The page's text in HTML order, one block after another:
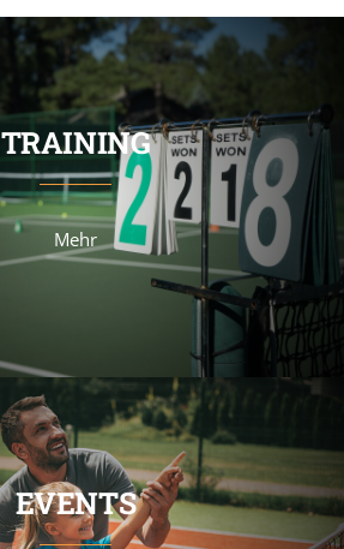
TRAINING
Mehr
EVENTS